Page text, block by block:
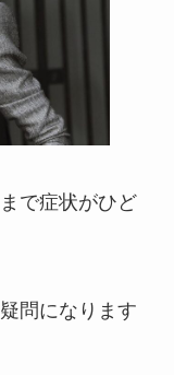
で症状がひど
問になります